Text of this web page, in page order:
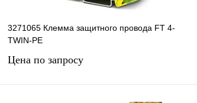
3271065 Клемма защитного провода FT 4-
TWIN-PE
Цена по запросу